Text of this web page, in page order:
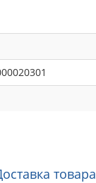
товара